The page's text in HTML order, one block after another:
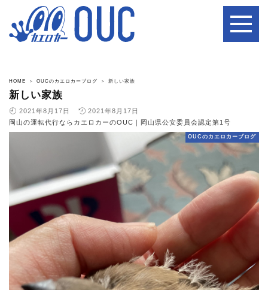
HOME OUCのカエロカーブログ 新しい家族
新しい家族
2021年8月17日
2021年8月17日
岡山の運転代行ならカエロカーのOUC｜岡山県公安委員会認定第1号
OUCのカエロカーブログ